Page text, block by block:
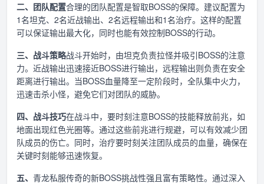
二、团队配置合理的团队配置是智取BOSS的保障。建议配置为
1名坦克、2名近战输出、2名远程输出和1名治疗。这样的配置
可以保证输出最大化，同时也能有效控制BOSS的行动。
三、战斗策略战斗开始时，由坦克负责拉怪并吸引BOSS的注意
力。近战输出迅速接近BOSS进行输出，远程输出则负责在安全
距离进行输出。当BOSS血量降至一定阶段时，全队集中火力，
迅速击杀小怪，避免它们对团队的威胁。
四、战斗技巧在战斗中，要时刻注意BOSS的技能释放前兆，如
地面出现红色光圈等。通过这些前兆进行规避，可以有效减少团
队成员的伤亡。同时，治疗要时刻关注团队成员的血量，确保在
关键时刻能够迅速恢复。
五、 青龙私服传奇的新BOSS挑战性强且富有策略性。通过深入